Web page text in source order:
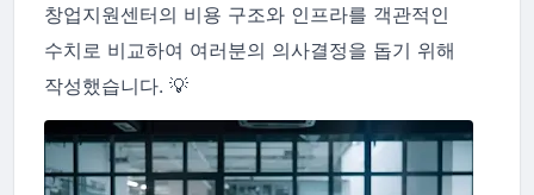
창업지원센터의 비용 구조와 인프라를 객관적인
수치로 비교하여 여러분의 의사결정을 돕기 위해
작성했습니다. 💡